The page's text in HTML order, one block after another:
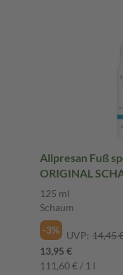
Allpresan Fuß
ORIGINAL
Empfindliche
125 ml
Schaum
-3%
UVP: 14,45
13,95 €
111,60 € / 1 l